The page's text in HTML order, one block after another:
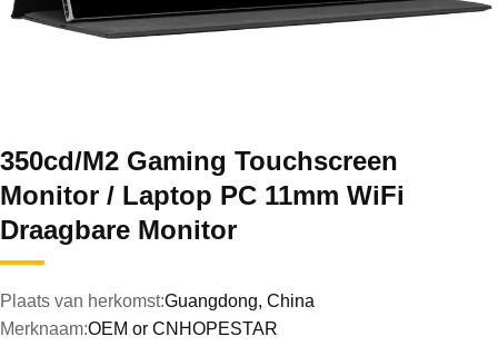
350cd/M2 Gaming Touchscreen
Monitor / Laptop PC 11mm WiFi
Draagbare Monitor
Plaats van herkomst:Guangdong, China
Merknaam:OEM or CNHOPESTAR